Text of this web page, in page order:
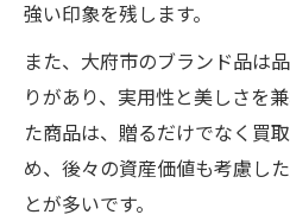
強い印象を残します。
また、大府市のブランド品は
りがあり、実用性と美しさを
た商品は、贈るだけでなく買
め、後々の資産価値も考慮し
とが多いです。